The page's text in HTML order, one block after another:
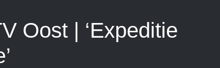
Oost | ‘Expeditie